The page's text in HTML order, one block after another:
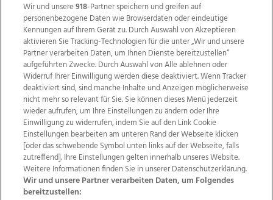
Wir über uns Mediadaten Kontakt
Jobs
Datenschutz
Impressum
AGB Anzeigekunden
AGB Website
Ehrenkodex Politische Werbung
Wir und unsere918-Partner speichern und greifen auf
personenbezogene Daten wie Browserdaten oder eindeutige
Kennungen auf Ihrem Gerät zu. Durch Auswahl von Akzeptieren
aktivieren Sie Tracking-Technologien für die unter „Wir und unsere
Partner verarbeiten Daten, um Ihnen Dienste bereitzustellen“
aufgeführten Zwecke. Durch Auswahl von Alle ablehnen oder
Widerruf Ihrer Einwilligung werden diese deaktiviert. Wenn Tracker
deaktiviert sind, sind manche Inhalte und Anzeigen möglicherweise
nicht mehr so relevant für Sie. Sie können dieses Menü jederzeit
wieder aufrufen, um Ihre Einstellungen zu ändern oder Ihre
Einwilligung zu widerrufen, indem Sie auf den Link Cookie
Einstellungen bearbeiten am unteren Rand der Webseite klicken
[oder das schwebende Symbol unten links auf der Webseite, falls
zutreffend]. Ihre Einstellungen gelten innerhalb unseres Website.
Weitere Informationen finden Sie in unserer Datenschutzerklärung.
Wir und unsere Partner verarbeiten Daten, um Folgendes
bereitzustellen: